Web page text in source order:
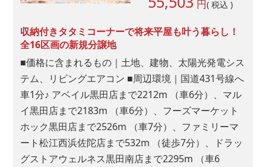
円( 税込 )
収納付きタタミコーナーで将来平屋も叶う暮らし！
全16区画の新規分譲地
■価格に含まれるもの｜土地、建物、太陽光発電シス
テム、リビングエアコン ■周辺環境｜国道431号線へ
車1分♪ アベイル黒田店まで2212m （車6分）、マル
イ黒田店まで2183m （車6分）、フーズマーケット
ホック黒田店まで2526m （車7分）、ファミリーマ
ート松江西浜佐陀店まで532m （徒歩7分）、ドラッ
グストアウェルネス黒田南店まで2295m （車6